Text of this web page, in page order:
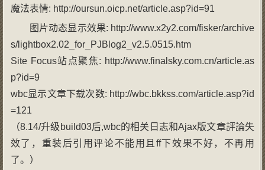
魔法表情: http://oursun.oicp.net/article.asp?id=91
图片动态显示效果: http://www.x2y2.com/fisker/archive
s/lightbox2.02_for_PJBlog2_v2.5.0515.htm
Site Focus站点聚焦: http://www.finalsky.com.cn/article.as
p?id=9
wbc显示文章下载次数: http://wbc.bkkss.com/article.asp?id
=121
（8.14/升级build03后,wbc的相关日志和Ajax版文章評論失
效了，重装后引用评论不能用且ff下效果不好，不再用
了。）